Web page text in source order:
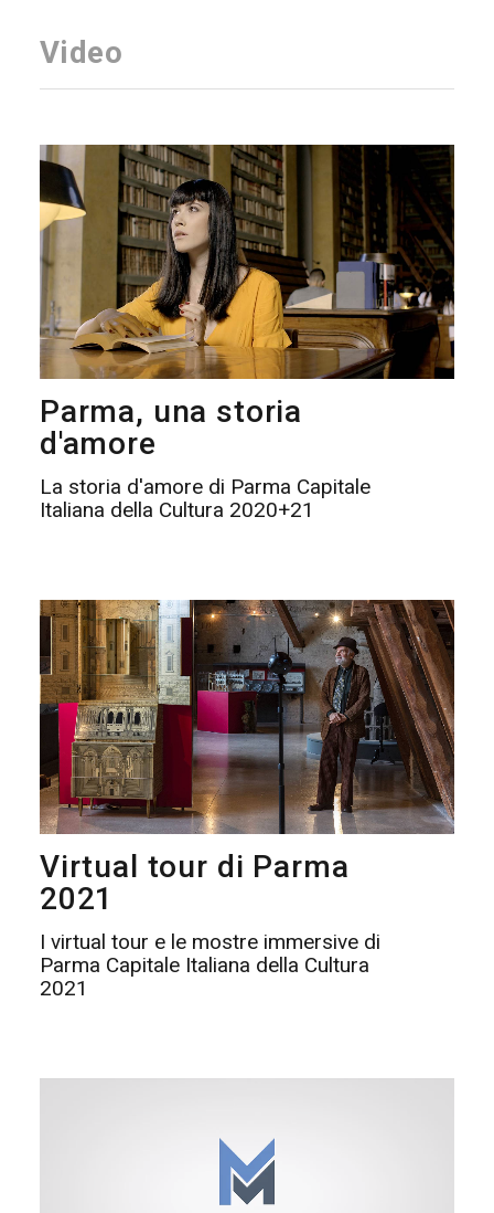
Video
Parma, una storia
d'amore
La storia d'amore di Parma Capitale
Italiana della Cultura 2020+21
Virtual tour di Parma
2021
I virtual tour e le mostre immersive di
Parma Capitale Italiana della Cultura
2021